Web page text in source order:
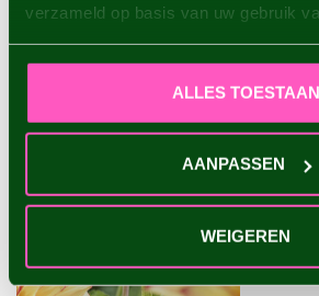
verzameld op basis van uw gebruik
ALLES TOESTAAN
AANPASSEN
WEIGEREN
RECENT BEKEKEN